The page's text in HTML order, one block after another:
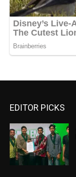
EDITOR PICKS